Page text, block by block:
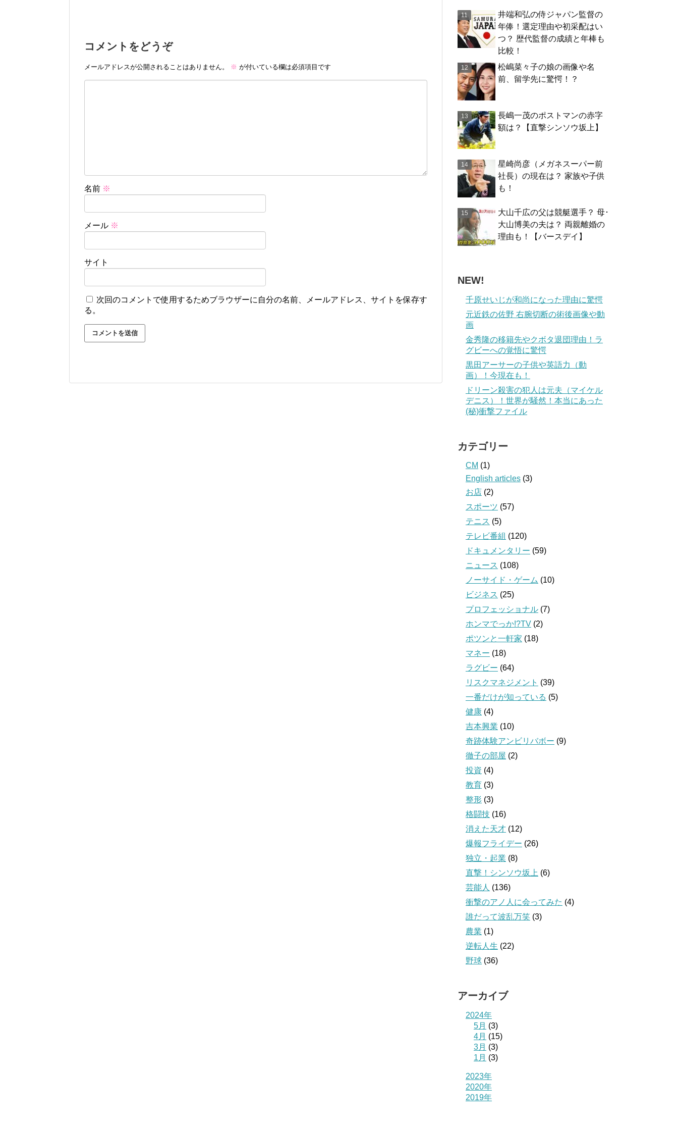
コメントをどうぞ
メールアドレスが公開されることはありません。 ※ が付いている欄は必須項目です
名前 ※
メール ※
サイト
次回のコメントで使用するためブラウザーに自分の名前、メールアドレス、サイトを保存す
る。
井端和弘の侍ジャパン監督の
年俸！選定理由や初采配はい
つ？ 歴代監督の成績と年棒も
比較！
松嶋菜々子の娘の画像や名
前、留学先に驚愕！？
長嶋一茂のポストマンの赤字
額は？【直撃シンソウ坂上】
星崎尚彦（メガネスーパー前
社長）の現在は？ 家族や子供
も！
大山千広の父は競艇選手？ 母･
大山博美の夫は？ 両親離婚の
理由も！【バースデイ】
NEW!
千原せいじが和尚になった理由に驚愕
元近鉄の佐野 右腕切断の術後画像や動
画
金秀隆の移籍先やクボタ退団理由！ラ
グビーへの覚悟に驚愕
黒田アーサーの子供や英語力（動
画）！今現在も！
ドリーン殺害の犯人は元夫（マイケル
デニス）！世界が騒然！本当にあった
(秘)衝撃ファイル
カテゴリー
CM (1)
English articles (3)
お店 (2)
スポーツ (57)
テニス (5)
テレビ番組 (120)
ドキュメンタリー (59)
ニュース (108)
ノーサイド・ゲーム (10)
ビジネス (25)
プロフェッショナル (7)
ホンマでっか!?TV (2)
ポツンと一軒家 (18)
マネー (18)
ラグビー (64)
リスクマネジメント (39)
一番だけが知っている (5)
健康 (4)
吉本興業 (10)
奇跡体験アンビリバボー (9)
徹子の部屋 (2)
投資 (4)
教育 (3)
整形 (3)
格闘技 (16)
消えた天才 (12)
爆報フライデー (26)
独立・起業 (8)
直撃！シンソウ坂上 (6)
芸能人 (136)
衝撃のアノ人に会ってみた (4)
誰だって波乱万笑 (3)
農業 (1)
逆転人生 (22)
野球 (36)
アーカイブ
2024年
5月 (3)
4月 (15)
3月 (3)
1月 (3)
2023年
2020年
2019年